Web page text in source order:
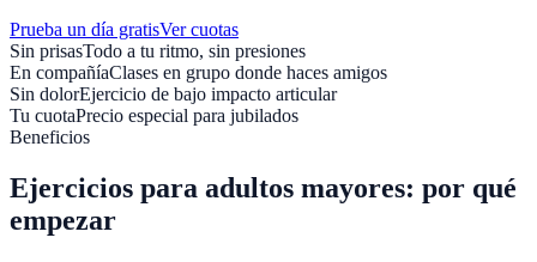
Prueba un día gratisVer cuotas
Sin prisasTodo a tu ritmo, sin presiones
En compañíaClases en grupo donde haces amigos
Sin dolorEjercicio de bajo impacto articular
Tu cuotaPrecio especial para jubilados
Beneficios
Ejercicios para adultos mayores: por qué
empezar